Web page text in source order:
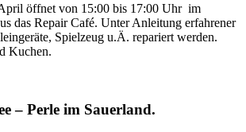
öffnet von 15:00 bis 17:00 Uhr im
das Repair Café. Unter Anleitung erfahrener
Spielzeug u.Ä. repariert werden.
Kuchen.
– Perle im Sauerland.